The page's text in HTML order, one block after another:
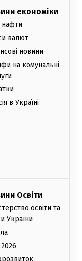
економіки
нафти
валют
новини
на комунальні
в Україні
Освіти
освіти та
України